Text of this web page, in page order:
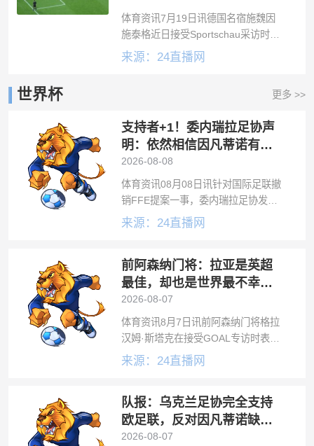
体育资讯7月19日讯德国名宿施魏因
施泰格近日接受Sportschau采访时被
问及最想回到职业生涯中的哪一天，
来源：24直播网
世界杯 更多 >>
支持者+1！委内瑞拉足协声
明：依然相信因凡蒂诺有能
力领导FIFA
2026-08-08
体育资讯08月08日讯针对国际足联撤
销FFE提案一事，委内瑞拉足协发表
公开信，重申对因凡蒂诺的支持。致
提案相关事宜，正式向您传达委内瑞
来源：24直播网
前阿森纳门将：拉亚是英超
最佳，却也是世界最不幸运
的门将
2026-08-07
体育资讯8月7日讯前阿森纳门将格拉
汉姆·斯塔克在接受GOAL专访时表
示，大卫·拉亚是“世界足坛最不幸的
加冕英超冠军并荣膺金手套奖，但在
来源：24直播网
队报：乌克兰足协完全支持
欧足联，反对因凡蒂诺缺乏
透明度的计划
2026-08-07